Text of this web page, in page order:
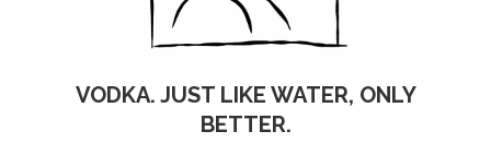
VODKA. JUST LIKE WATER, ONLY
BETTER.